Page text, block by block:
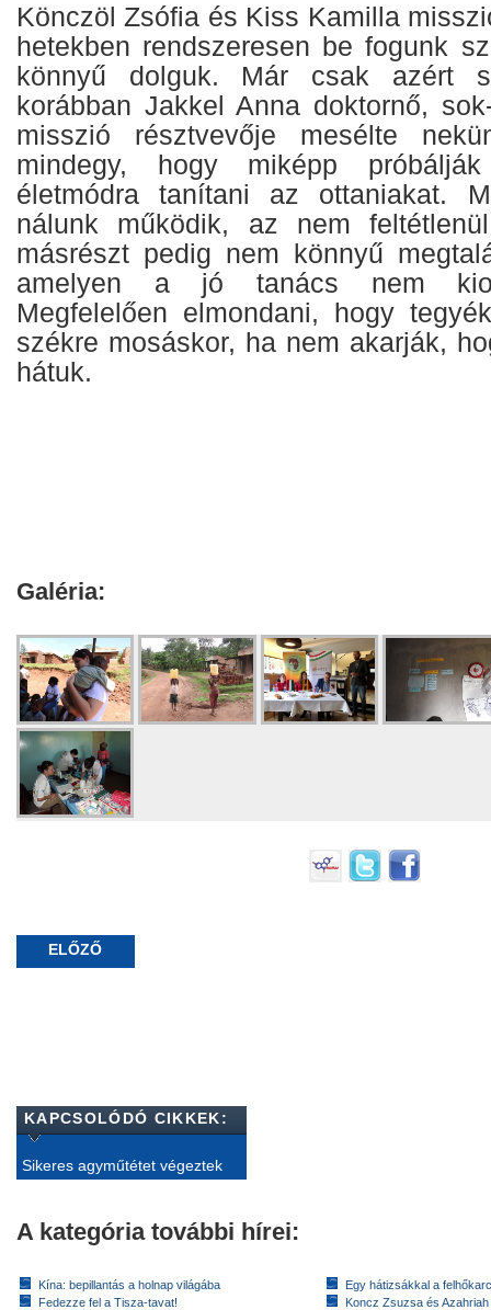
Könczöl Zsófia és Kiss Kamilla
hetekben rendszeresen be fogunk
könnyű dolguk. Már csak azért
korábban Jakkel Anna doktornő,
misszió résztvevője mesélte
mindegy, hogy miképp
életmódra tanítani az ottaniakat.
nálunk működik, az nem
másrészt pedig nem könnyű
amelyen a jó tanács nem
Megfelelően elmondani, hogy
székre mosáskor, ha nem akarják,
hátuk.
Galéria:
ELŐZŐ
KAPCSOLÓDÓ CIKKEK:
Sikeres agyműtétet végeztek
A kategória további hírei:
Kína: bepillantás a holnap világába
Fedezze fel a Tisza-tavat!
Egy hátizsákkal a
Koncz Zsuzsa és